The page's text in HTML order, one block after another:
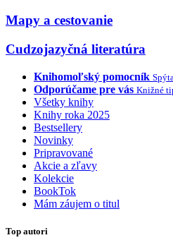
Mapy a cestovanie
Cudzojazyčná literatúra
Knihomoľský pomocník
Odporúčame pre vás Knižné
Všetky knihy
Knihy roka 2025
Bestsellery
Novinky
Pripravované
Akcie a zľavy
Kolekcie
BookTok
Mám záujem o titul
Top autori